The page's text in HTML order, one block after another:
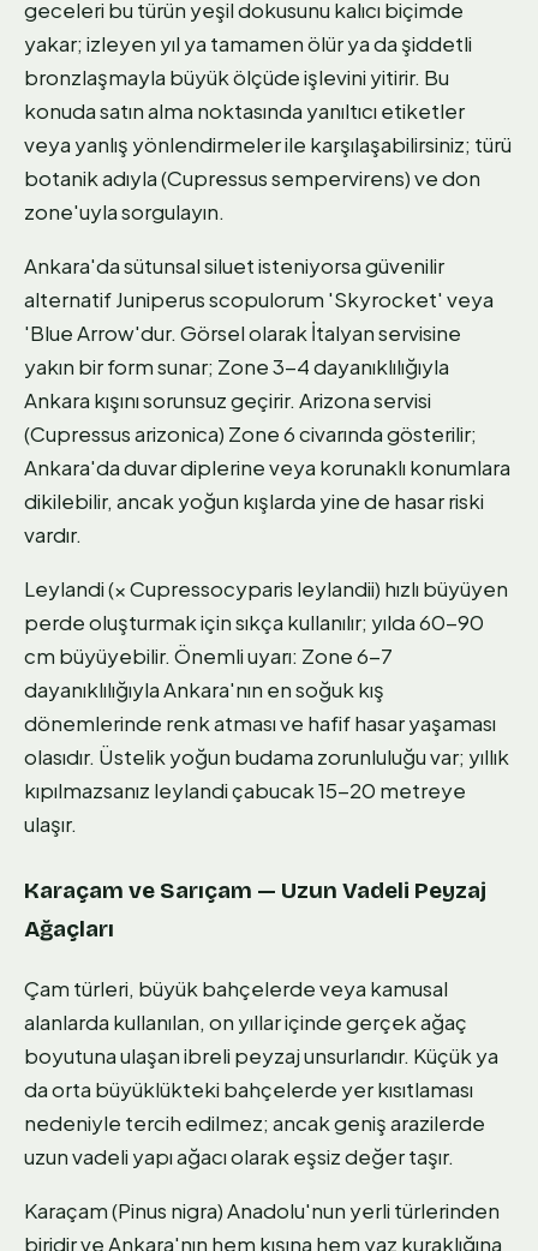
geceleri bu türün yeşil dokusunu kalıcı biçimde
yakar; izleyen yıl ya tamamen ölür ya da şiddetli
bronzlaşmayla büyük ölçüde işlevini yitirir. Bu
konuda satın alma noktasında yanıltıcı etiketler
veya yanlış yönlendirmeler ile karşılaşabilirsiniz; türü
botanik adıyla (Cupressus sempervirens) ve don
zone'uyla sorgulayın.
Ankara'da sütunsal siluet isteniyorsa güvenilir
alternatif Juniperus scopulorum 'Skyrocket' veya
'Blue Arrow'dur. Görsel olarak İtalyan servisine
yakın bir form sunar; Zone 3-4 dayanıklılığıyla
Ankara kışını sorunsuz geçirir. Arizona servisi
(Cupressus arizonica) Zone 6 civarında gösterilir;
Ankara'da duvar diplerine veya korunaklı konumlara
dikilebilir, ancak yoğun kışlarda yine de hasar riski
vardır.
Leylandi (× Cupressocyparis leylandii) hızlı büyüyen
perde oluşturmak için sıkça kullanılır; yılda 60-90
cm büyüyebilir. Önemli uyarı: Zone 6-7
dayanıklılığıyla Ankara'nın en soğuk kış
dönemlerinde renk atması ve hafif hasar yaşaması
olasıdır. Üstelik yoğun budama zorunluluğu var; yıllık
kıpılmazsanız leylandi çabucak 15-20 metreye
ulaşır.
Karaçam ve Sarıçam — Uzun Vadeli Peyzaj
Ağaçları
Çam türleri, büyük bahçelerde veya kamusal
alanlarda kullanılan, on yıllar içinde gerçek ağaç
boyutuna ulaşan ibreli peyzaj unsurlarıdır. Küçük ya
da orta büyüklükteki bahçelerde yer kısıtlaması
nedeniyle tercih edilmez; ancak geniş arazilerde
uzun vadeli yapı ağacı olarak eşsiz değer taşır.
Karaçam (Pinus nigra) Anadolu'nun yerli türlerinden
biridir ve Ankara'nın hem kışına hem yaz kuraklığına